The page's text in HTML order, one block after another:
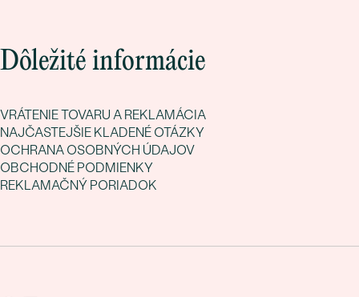
Dôležité informácie
VRÁTENIE TOVARU A REKLAMÁCIA
NAJČASTEJŠIE KLADENÉ OTÁZKY
OCHRANA OSOBNÝCH ÚDAJOV
OBCHODNÉ PODMIENKY
REKLAMAČNÝ PORIADOK